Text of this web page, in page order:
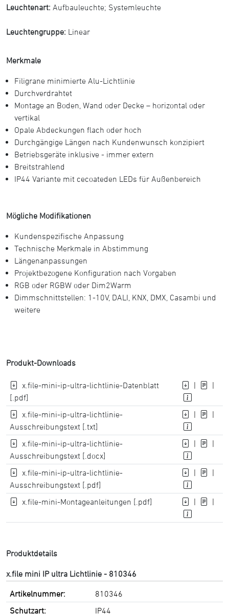
Leuchtenart: Aufbauleuchte; Systemleuchte
Leuchtengruppe: Linear
Merkmale
Filigrane minimierte Alu-Lichtlinie
Durchverdrahtet
Montage an Boden, Wand oder Decke – horizontal oder
vertikal
Opale Abdeckungen ﬂach oder hoch
Durchgängige Längen nach Kundenwunsch konzipiert
Betriebsgeräte inklusive - immer extern
Breitstrahlend
IP44 Variante mit cecoateden LEDs für Außenbereich
Mögliche Modifikationen
Kundenspezifische Anpassung
Technische Merkmale in Abstimmung
Längenanpassungen
Projektbezogene Konfiguration nach Vorgaben
RGB oder RGBW oder Dim2Warm
Dimmschnittstellen: 1-10V, DALI, KNX, DMX, Casambi und
weitere
Produkt-Downloads
x.file-mini-ip-ultra-lichtlinie-Datenblatt
[.pdf]
| |
x.file-mini-ip-ultra-lichtlinie-
Ausschreibungstext [.txt]
| |
x.file-mini-ip-ultra-lichtlinie-
Ausschreibungstext [.docx]
| |
x.file-mini-ip-ultra-lichtlinie-
Ausschreibungstext [.pdf]
| |
x.file-mini-Montageanleitungen [.pdf] | |
Produktdetails
x.file mini IP ultra Lichtlinie - 810346
Artikelnummer:
810346
Schutzart:
IP44